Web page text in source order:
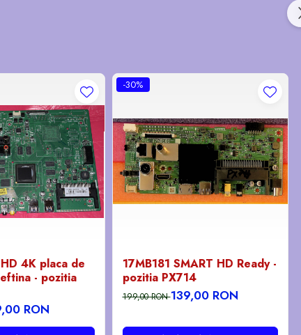
4K placa de
- pozitia
RON
-30%
17MB181 SMART HD Ready -
pozitia PX714
199,00 RON139,00 RON